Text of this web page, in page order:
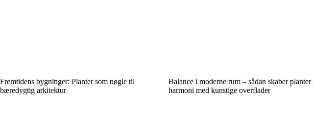
Fremtidens bygninger: Planter som nøgle til
bæredygtig arkitektur
Balance i moderne rum – sådan skaber planter
harmoni med kunstige overflader